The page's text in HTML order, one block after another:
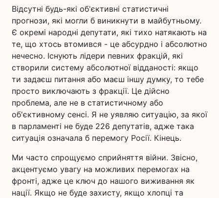
Відсутні будь-які об'єктивні статистичні
прогнози, які могли б виникнути в майбутньому.
Є окремі народні депутати, які тихо натякають на
те, що хтось втомився - це абсурдно і абсолютно
нечесно. Існують лідери певних фракцій, які
створили систему абсолютної відданості: якщо
ти задаєш питання або маєш іншу думку, то тебе
просто виключають з фракції. Це дійсно
проблема, але не в статистичному або
об'єктивному сенсі. Я не уявляю ситуацію, за якої
в парламенті не буде 226 депутатів, адже така
ситуація означала б перемогу Росії. Кінець.
Ми часто спрощуємо сприйняття війни. Звісно,
акцентуємо увагу на можливих перемогах на
фронті, адже це ключ до нашого виживання як
нації. Якщо не буде захисту, якщо хлопці та